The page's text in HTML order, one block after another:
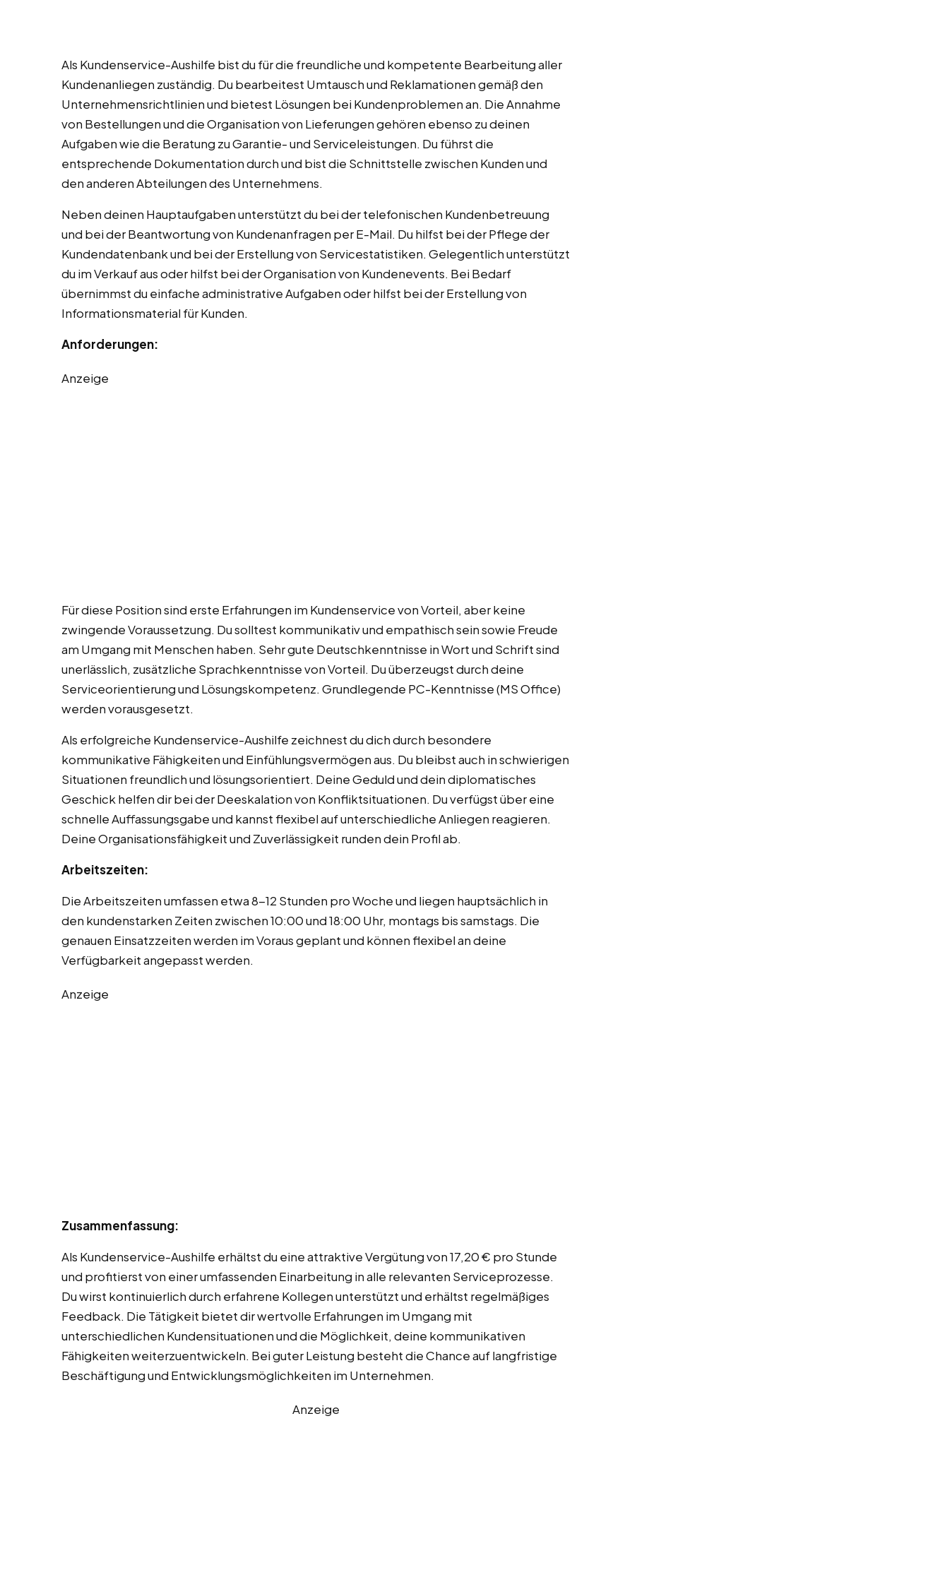
Als Kundenservice-Aushilfe bist du für die freundliche und kompetente Bearbeitung aller
Kundenanliegen zuständig. Du bearbeitest Umtausch und Reklamationen gemäß den
Unternehmensrichtlinien und bietest Lösungen bei Kundenproblemen an. Die Annahme
von Bestellungen und die Organisation von Lieferungen gehören ebenso zu deinen
Aufgaben wie die Beratung zu Garantie- und Serviceleistungen. Du führst die
entsprechende Dokumentation durch und bist die Schnittstelle zwischen Kunden und
den anderen Abteilungen des Unternehmens.
Neben deinen Hauptaufgaben unterstützt du bei der telefonischen Kundenbetreuung
und bei der Beantwortung von Kundenanfragen per E-Mail. Du hilfst bei der Pflege der
Kundendatenbank und bei der Erstellung von Servicestatistiken. Gelegentlich unterstützt
du im Verkauf aus oder hilfst bei der Organisation von Kundenevents. Bei Bedarf
übernimmst du einfache administrative Aufgaben oder hilfst bei der Erstellung von
Informationsmaterial für Kunden.
Anforderungen:
Anzeige
Für diese Position sind erste Erfahrungen im Kundenservice von Vorteil, aber keine
zwingende Voraussetzung. Du solltest kommunikativ und empathisch sein sowie Freude
am Umgang mit Menschen haben. Sehr gute Deutschkenntnisse in Wort und Schrift sind
unerlässlich, zusätzliche Sprachkenntnisse von Vorteil. Du überzeugst durch deine
Serviceorientierung und Lösungskompetenz. Grundlegende PC-Kenntnisse (MS Office)
werden vorausgesetzt.
Als erfolgreiche Kundenservice-Aushilfe zeichnest du dich durch besondere
kommunikative Fähigkeiten und Einfühlungsvermögen aus. Du bleibst auch in schwierigen
Situationen freundlich und lösungsorientiert. Deine Geduld und dein diplomatisches
Geschick helfen dir bei der Deeskalation von Konfliktsituationen. Du verfügst über eine
schnelle Auffassungsgabe und kannst flexibel auf unterschiedliche Anliegen reagieren.
Deine Organisationsfähigkeit und Zuverlässigkeit runden dein Profil ab.
Arbeitszeiten:
Die Arbeitszeiten umfassen etwa 8-12 Stunden pro Woche und liegen hauptsächlich in
den kundenstarken Zeiten zwischen 10:00 und 18:00 Uhr, montags bis samstags. Die
genauen Einsatzzeiten werden im Voraus geplant und können flexibel an deine
Verfügbarkeit angepasst werden.
Anzeige
Zusammenfassung:
Als Kundenservice-Aushilfe erhältst du eine attraktive Vergütung von 17,20 € pro Stunde
und profitierst von einer umfassenden Einarbeitung in alle relevanten Serviceprozesse.
Du wirst kontinuierlich durch erfahrene Kollegen unterstützt und erhältst regelmäßiges
Feedback. Die Tätigkeit bietet dir wertvolle Erfahrungen im Umgang mit
unterschiedlichen Kundensituationen und die Möglichkeit, deine kommunikativen
Fähigkeiten weiterzuentwickeln. Bei guter Leistung besteht die Chance auf langfristige
Beschäftigung und Entwicklungsmöglichkeiten im Unternehmen.
Anzeige